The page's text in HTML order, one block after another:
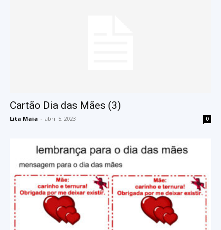
Cartão Dia das Mães (3)
Lita Maia - abril 5, 2023 0